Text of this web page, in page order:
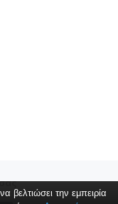
βελτιώσει την εμπειρία